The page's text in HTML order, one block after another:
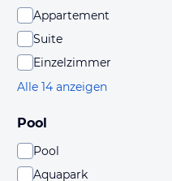
Appartement
Suite
Einzelzimmer
Alle 14 anzeigen
Pool
Pool
Aquapark